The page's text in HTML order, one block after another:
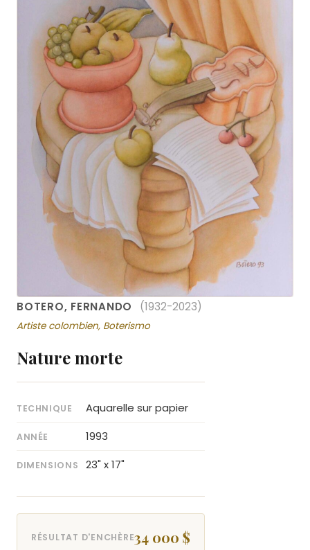
BOTERO, FERNANDO (1932-2023)
Artiste colombien, Boterismo
Nature morte
TECHNIQUE Aquarelle sur papier
ANNÉE 1993
DIMENSIONS 23" x 17"
RÉSULTAT D'ENCHÈRE34 000 $